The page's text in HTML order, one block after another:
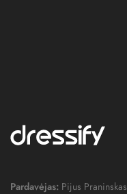
Pardavėjas: Pijus Praninskas